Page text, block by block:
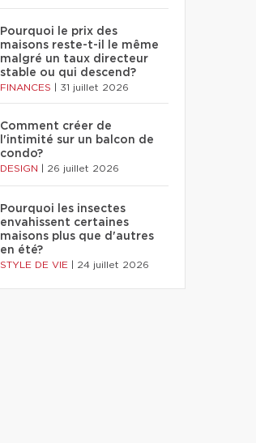
Pourquoi le prix des
maisons reste-t-il le même
malgré un taux directeur
stable ou qui descend?
FINANCES 31 juillet 2026
Comment créer de
l'intimité sur un balcon de
condo?
DESIGN 26 juillet 2026
Pourquoi les insectes
envahissent certaines
maisons plus que d'autres
en été?
STYLE DE VIE 24 juillet 2026